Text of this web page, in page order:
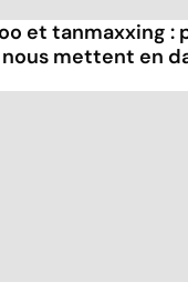
et tanmaxxing :
mettent en